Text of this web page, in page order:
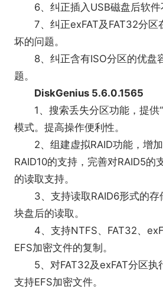
6、纠正插入USB磁盘后软件
7、纠正exFAT及FAT32分区
坏的问题。
8、纠正含有ISO分区的优盘
题。
DiskGenius 5.6.0.1565
1、搜索丢失分区功能，提供“
模式。提高操作便利性。
2、组建虚拟RAID功能，增加
RAID10的支持，完善对RAID5的
的读取支持。
3、支持读取RAID6形式的存
块盘后的读取。
4、支持NTFS、FAT32、
EFS加密文件的复制。
5、对FAT32及exFAT分区执
支持EFS加密文件。